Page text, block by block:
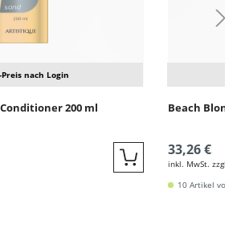
nach Login
200 ml
Quickbuy
Beach
33,26 €
inkl. MwSt. zzgl.
10 Artikel